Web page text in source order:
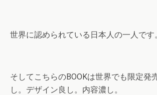
世界に認められている日本人の一人です
そしてこちらのBOOKは世界でも限定発
し。デザイン良し。内容濃し。